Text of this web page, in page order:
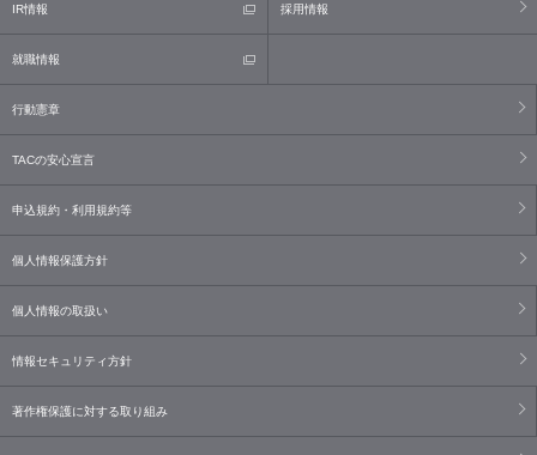
IR情報 採用情報
就職情報
行動憲章
TACの安心宣言
申込規約・利用規約等
個人情報保護方針
個人情報の取扱い
情報セキュリティ方針
著作権保護に対する取り組み